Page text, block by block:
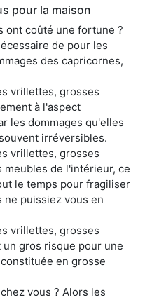
pour la maison
ont coûté une fortune ?
de pour les
des capricornes,
vrillettes, grosses
à l'aspect
les dommages qu'elles
irréversibles.
vrillettes, grosses
de l'intérieur, ce
le temps pour fragiliser
ne puissiez vous en
vrillettes, grosses
gros risque pour une
en grosse
vous ? Alors les